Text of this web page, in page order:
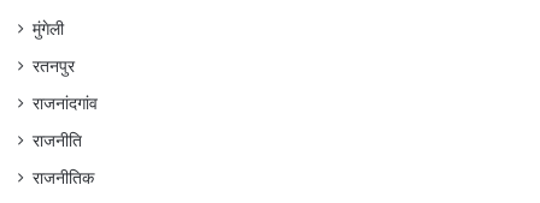
मुंगेली
रतनपुर
राजनांदगांव
राजनीति
राजनीतिक